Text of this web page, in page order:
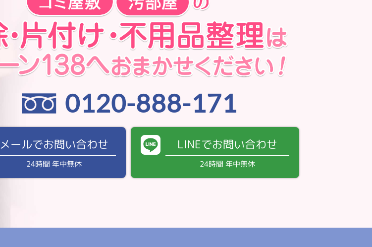
0120-888-171
メールでお問い合わせ
24時間 年中無休
LINEでお問い合わせ
24時間 年中無休